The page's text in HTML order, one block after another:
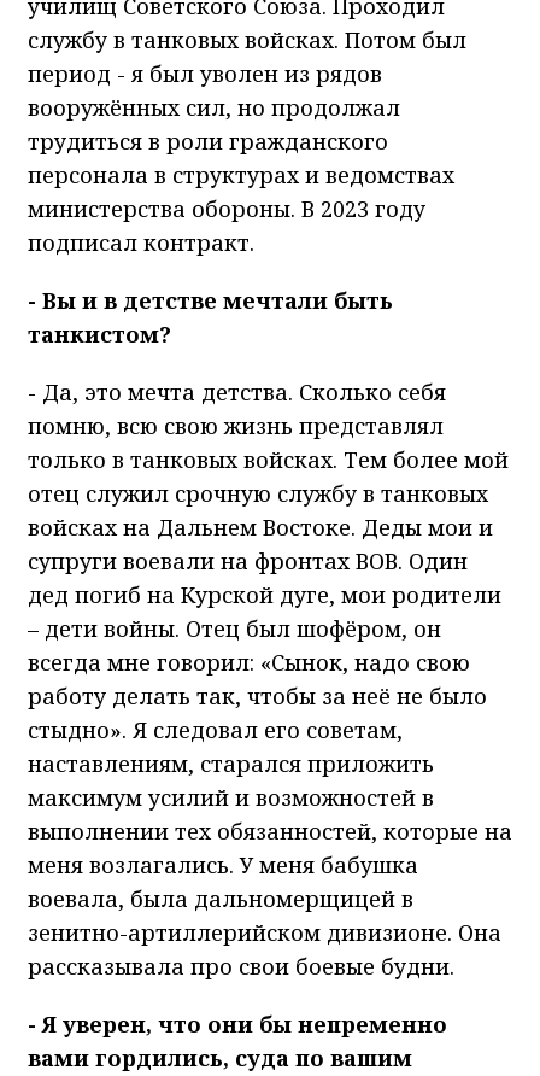
училищ Советского Союза. Проходил
службу в танковых войсках. Потом был
период - я был уволен из рядов
вооружённых сил, но продолжал
трудиться в роли гражданского
персонала в структурах и ведомствах
министерства обороны. В 2023 году
подписал контракт.
- Вы и в детстве мечтали быть
танкистом?
- Да, это мечта детства. Сколько себя
помню, всю свою жизнь представлял
только в танковых войсках. Тем более мой
отец служил срочную службу в танковых
войсках на Дальнем Востоке. Деды мои и
супруги воевали на фронтах ВОВ. Один
дед погиб на Курской дуге, мои родители
– дети войны. Отец был шофёром, он
всегда мне говорил: «Сынок, надо свою
работу делать так, чтобы за неё не было
стыдно». Я следовал его советам,
наставлениям, старался приложить
максимум усилий и возможностей в
выполнении тех обязанностей, которые на
меня возлагались. У меня бабушка
воевала, была дальномерщицей в
зенитно-артиллерийском дивизионе. Она
рассказывала про свои боевые будни.
- Я уверен, что они бы непременно
вами гордились, суда по вашим